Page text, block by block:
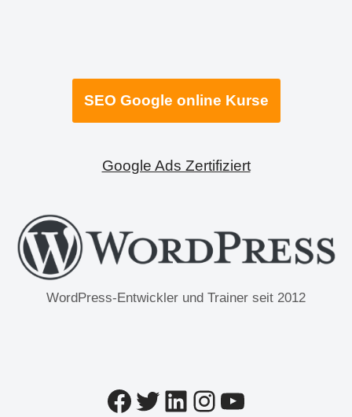
SEO Google online Kurse
Google Ads Zertifiziert
WordPress-Entwickler und Trainer seit 2012